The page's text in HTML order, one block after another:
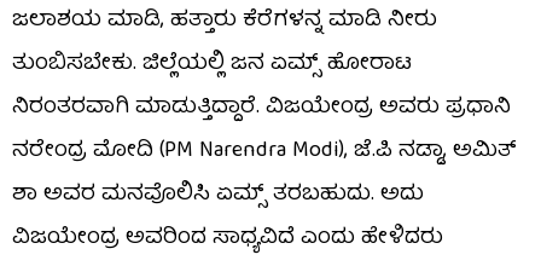
ಜಲಾಶಯ ಮಾಡಿ, ಹತ್ತಾರು ಕೆರೆಗಳನ್ನ ಮಾಡಿ ನೀರು
ತುಂಬಿಸಬೇಕು. ಜಿಲ್ಲೆಯಲ್ಲಿ ಜನ ಏಮ್ಸ್ ಹೋರಾಟ
ನಿರಂತರವಾಗಿ ಮಾಡುತ್ತಿದ್ದಾರೆ. ವಿಜಯೇಂದ್ರ ಅವರು ಪ್ರಧಾನಿ
ನರೇಂದ್ರ ಮೋದಿ (PM Narendra Modi), ಜೆ.ಪಿ ನಡ್ಡಾ, ಅಮಿತ್
ಶಾ ಅವರ ಮನವೊಲಿಸಿ ಏಮ್ಸ್ ತರಬಹುದು. ಅದು
ವಿಜಯೇಂದ್ರ ಅವರಿಂದ ಸಾಧ್ಯವಿದೆ ಎಂದು ಹೇಳಿದರು